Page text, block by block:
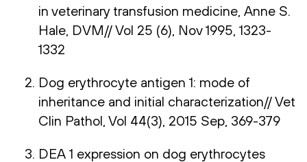
in veterinary transfusion medicine, Anne S.
Hale, DVM// Vol 25 (6), Nov 1995, 1323-
1332
Dog erythrocyte antigen 1: mode of
inheritance and initial characterization// Vet
Clin Pathol, Vol 44(3), 2015 Sep, 369-379
DEA 1 expression on dog erythrocytes